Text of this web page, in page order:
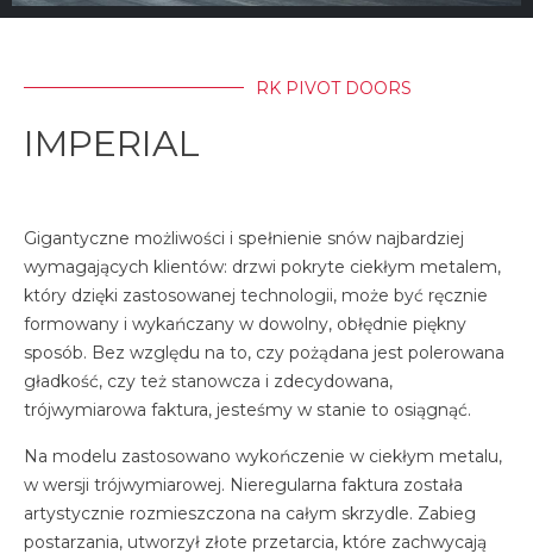
RK PIVOT DOORS
IMPERIAL
Gigantyczne możliwości i spełnienie snów najbardziej
wymagających klientów: drzwi pokryte ciekłym metalem,
który dzięki zastosowanej technologii, może być ręcznie
formowany i wykańczany w dowolny, obłędnie piękny
sposób. Bez względu na to, czy pożądana jest polerowana
gładkość, czy też stanowcza i zdecydowana,
trójwymiarowa faktura, jesteśmy w stanie to osiągnąć.
Na modelu zastosowano wykończenie w ciekłym metalu,
w wersji trójwymiarowej. Nieregularna faktura została
artystycznie rozmieszczona na całym skrzydle. Zabieg
postarzania, utworzył złote przetarcia, które zachwycają